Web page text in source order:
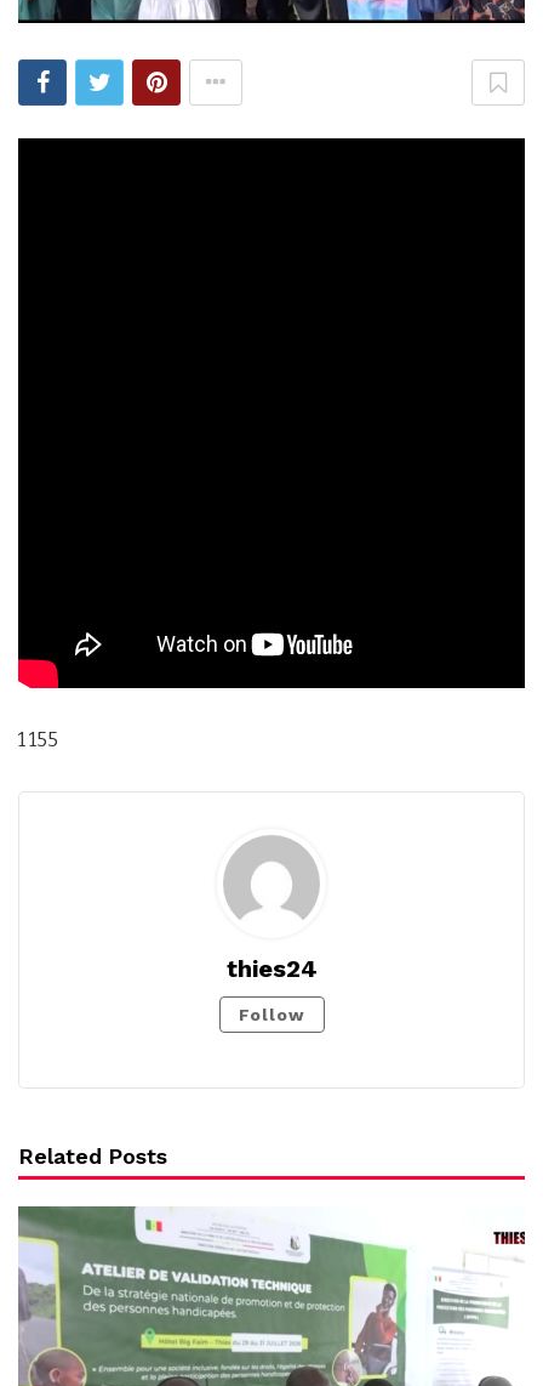
1 155
thies24
Follow
Related Posts